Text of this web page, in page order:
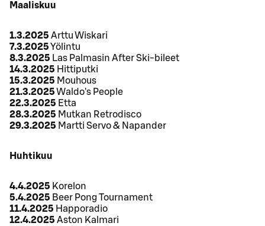
Maaliskuu
1.3.2025 Arttu Wiskari
7.3.2025Yölintu
8.3.2025 Las Palmasin After Ski-bileet
14.3.2025 Hittiputki
15.3.2025 Mouhous
21.3.2025 Waldo's People
22.3.2025 Etta
28.3.2025 Mutkan Retrodisco
29.3.2025 Martti Servo & Napander
Huhtikuu
4.4.2025 Korelon
5.4.2025 Beer Pong Tournament
11.4.2025 Happoradio
12.4.2025 Aston Kalmari